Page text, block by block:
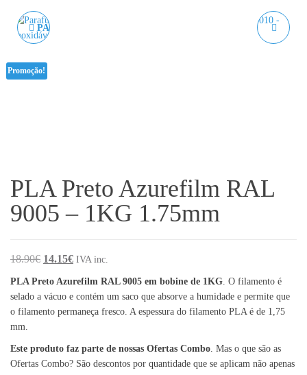
PARAFUSO SEXTAVADO
Promoção!
PLA Preto Azurefilm RAL
9005 – 1KG 1.75mm
18.90€ O preço original era: 18.90€.
14.15€O preço atual é: 14.15€.
IVA inc.
PLA Preto Azurefilm RAL 9005 em bobine de 1KG . O filamento é
selado a vácuo e contém um saco que absorve a humidade e permite que
o filamento permaneça fresco. A espessura do filamento PLA é de 1,75
mm.
Este produto faz parte de nossas Ofertas Combo . Mas o que são as
Ofertas Combo? São descontos por quantidade que se aplicam não apenas